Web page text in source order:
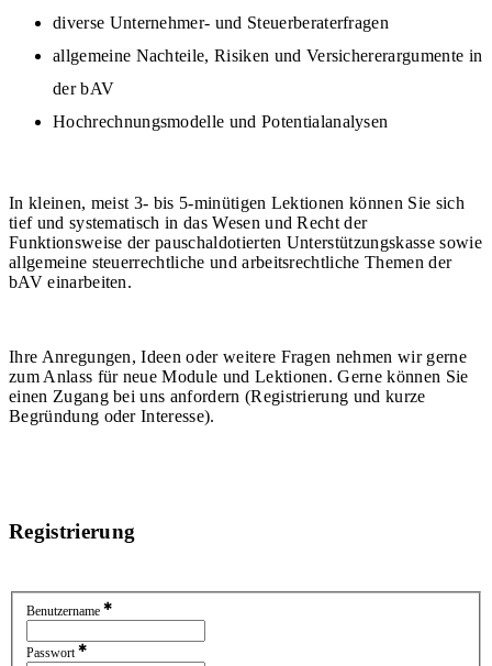
diverse Unternehmer- und Steuerberaterfragen
allgemeine Nachteile, Risiken und Versichererargumente in
der bAV
Hochrechnungsmodelle und Potentialanalysen
In kleinen, meist 3- bis 5-minütigen Lektionen können Sie sich
tief und systematisch in das Wesen und Recht der
Funktionsweise der pauschaldotierten Unterstützungskasse sowie
allgemeine steuerrechtliche und arbeitsrechtliche Themen der
bAV einarbeiten.
Ihre Anregungen, Ideen oder weitere Fragen nehmen wir gerne
zum Anlass für neue Module und Lektionen. Gerne können Sie
einen Zugang bei uns anfordern (Registrierung und kurze
Begründung oder Interesse).
Registrierung
Benutzername ✱
Passwort✱